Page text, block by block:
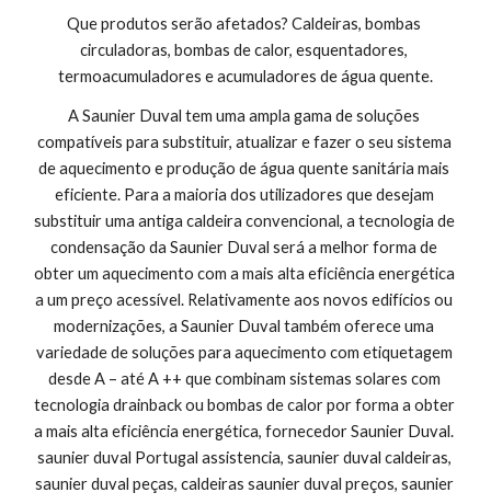
Que produtos serão afetados? Caldeiras, bombas
circuladoras, bombas de calor, esquentadores,
termoacumuladores e acumuladores de água quente.
A Saunier Duval tem uma ampla gama de soluções
compatíveis para substituir, atualizar e fazer o seu sistema
de aquecimento e produção de água quente sanitária mais
eficiente. Para a maioria dos utilizadores que desejam
substituir uma antiga caldeira convencional, a tecnologia de
condensação da Saunier Duval será a melhor forma de
obter um aquecimento com a mais alta eficiência energética
a um preço acessível. Relativamente aos novos edifícios ou
modernizações, a Saunier Duval também oferece uma
variedade de soluções para aquecimento com etiquetagem
desde A – até A ++ que combinam sistemas solares com
tecnologia drainback ou bombas de calor por forma a obter
a mais alta eficiência energética, fornecedor Saunier Duval.
saunier duval Portugal assistencia, saunier duval caldeiras,
saunier duval peças, caldeiras saunier duval preços, saunier